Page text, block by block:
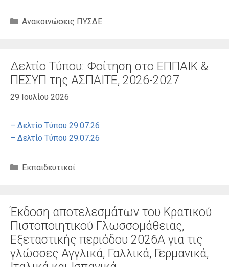
Κατηγορίες
Ανακοινώσεις ΠΥΣΔΕ
Δελτίο Τύπου: Φοίτηση στο ΕΠΠΑΙΚ &
ΠΕΣΥΠ της ΑΣΠΑΙΤΕ, 2026-2027
29 Ιουλίου 2026
– Δελτίο Τύπου 29.07.26
– Δελτίο Τύπου 29.07.26
Κατηγορίες
Εκπαιδευτικοί
Έκδοση αποτελεσμάτων του Κρατικού
Πιστοποιητικού Γλωσσομάθειας,
Εξεταστικής περιόδου 2026Α για τις
γλώσσες Αγγλικά, Γαλλικά, Γερμανικά,